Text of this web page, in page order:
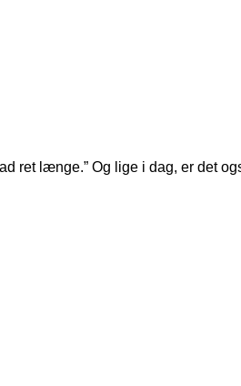
ret længe.” Og lige i dag, er det